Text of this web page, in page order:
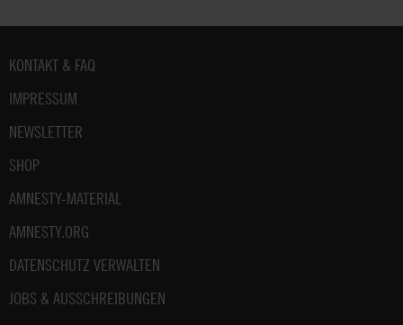
Fußbereich
KONTAKT & FAQ
IMPRESSUM
NEWSLETTER
SHOP
AMNESTY-MATERIAL
AMNESTY.ORG
DATENSCHUTZ VERWALTEN
JOBS & AUSSCHREIBUNGEN